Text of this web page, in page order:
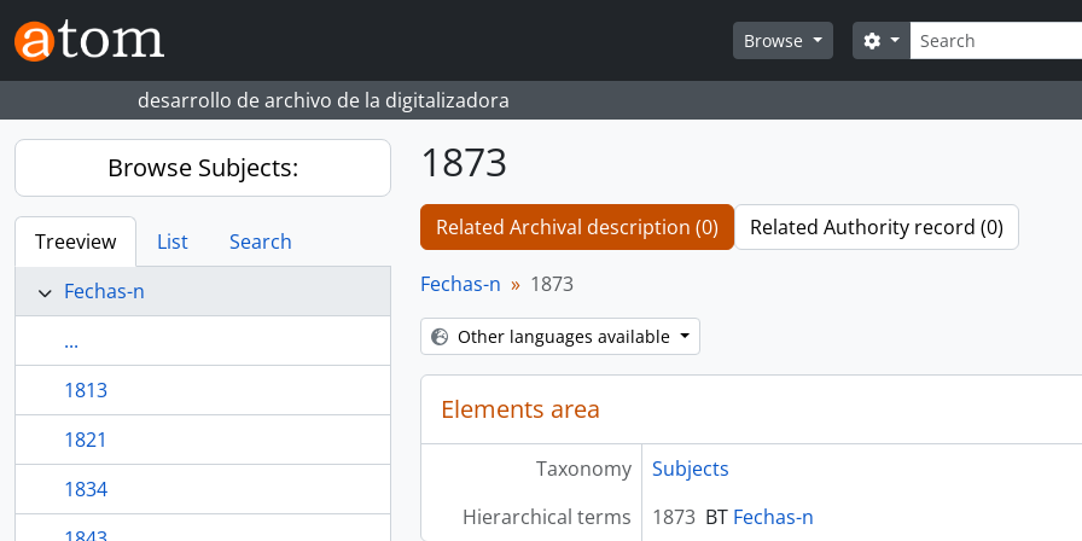
Skip to main content
Browse
Search
Search options
desarrollo de archivo de la digitalizadora
Browse Subjects:
Treeview List
Search
Fechas-n
...
1813
1821
1834
1873
Related Archival description (0) Related Authority record (0)
Fechas-n 1873
Other languages available
Elements area
Taxonomy
Subjects
Hierarchical terms
1873 BT Fechas-n